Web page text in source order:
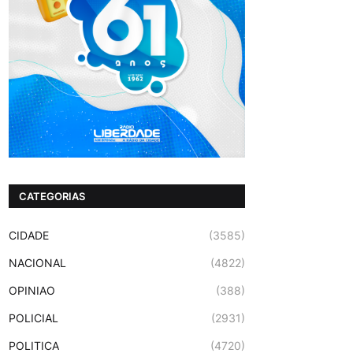
CATEGORIAS
CIDADE (3585)
NACIONAL (4822)
OPINIAO (388)
POLICIAL (2931)
POLITICA (4720)